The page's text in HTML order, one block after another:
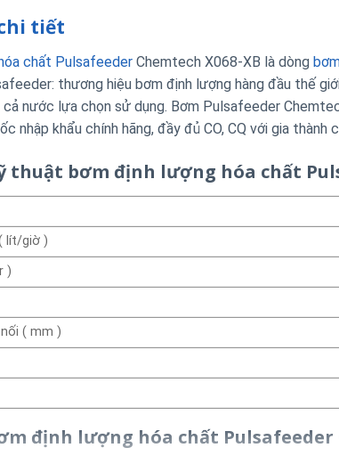
tiết
chất Pulsafeeder Chemtech X068-XB là dòng
thương hiệu bơm định lượng hàng đầu thế
nước lựa chọn sử dụng. Bơm Pulsafeeder
nhập khẩu chính hãng, đầy đủ CO, CQ với gia thành
thuật bơm định lượng hóa chất
lít/giờ )
)
( mm )
định lượng hóa chất Pulsafeeder